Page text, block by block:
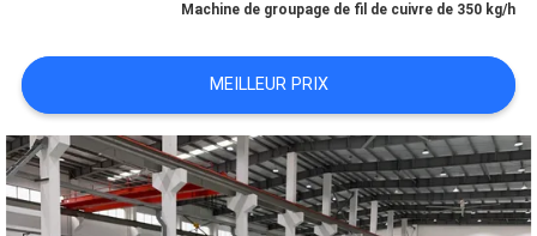
NOUS
VISITE
DE
Machine de groupage de fil de cuivre de 350 kg/h
MEILLEUR PRIX